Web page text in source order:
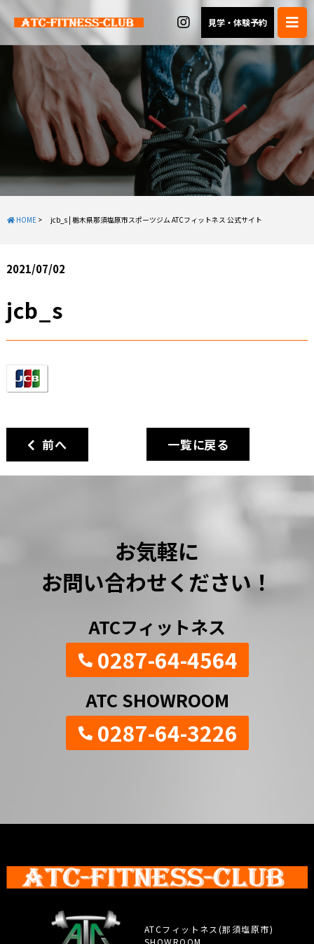
見学・体験予約
HOME > jcb_s | 栃木県那須塩原市スポーツジム ATCフィットネス 公式サイト
2021/07/02
jcb_s
前へ 一覧に戻る
お気軽に
お問い合わせください！
ATCフィットネス
0287-64-4564
ATC SHOWROOM
0287-64-3226
ATCフィットネス(那須塩原市)
SHOWROOM